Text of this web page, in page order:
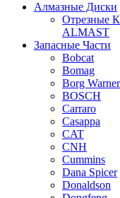
Алмазные Диски
Отрезные
ALMAST
Запасные Части
Bobcat
Bomag
Borg Warner
BOSCH
Carraro
Casappa
CAT
CNH
Cummins
Dana Spicer
Donaldson